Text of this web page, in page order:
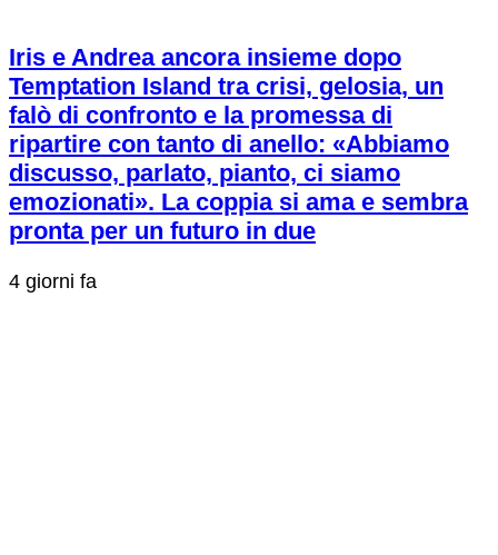
Iris e Andrea ancora insieme dopo
Temptation Island tra crisi, gelosia, un
falò di confronto e la promessa di
ripartire con tanto di anello: «Abbiamo
discusso, parlato, pianto, ci siamo
emozionati». La coppia si ama e sembra
pronta per un futuro in due
4 giorni fa